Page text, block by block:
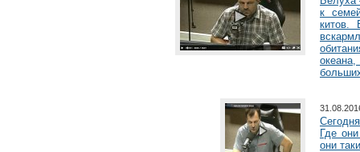
Программа изучения и мониторинга
популяции ирбиса (снежного барса)
к
китов.
Где
они